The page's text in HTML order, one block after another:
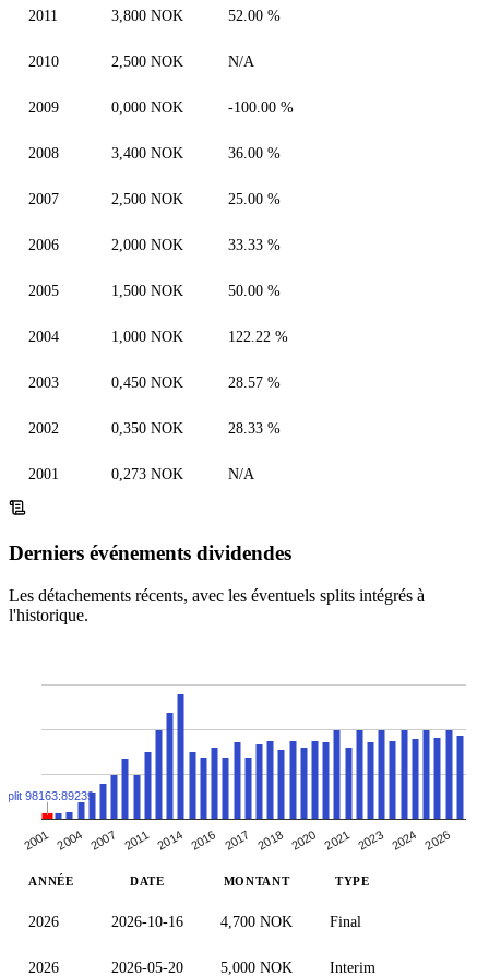
2011 3,800 NOK 52.00 %
2010 2,500 NOK N/A
2009 0,000 NOK -100.00 %
2008 3,400 NOK 36.00 %
2007 2,500 NOK 25.00 %
2006 2,000 NOK 33.33 %
2005 1,500 NOK 50.00 %
2004 1,000 NOK 122.22 %
2003 0,450 NOK 28.57 %
2002 0,350 NOK 28.33 %
2001 0,273 NOK N/A
Derniers événements dividendes
Les détachements récents, avec les éventuels splits intégrés à
l'historique.
2001 2004 2007 2011 2014 2016 2017 2018 2020 2021 2023 2024 2026
Split 98163:89239
ANNÉE DATE MONTANT TYPE
2026 2026-10-16 4,700 NOK Final
2026 2026-05-20 5,000 NOK Interim